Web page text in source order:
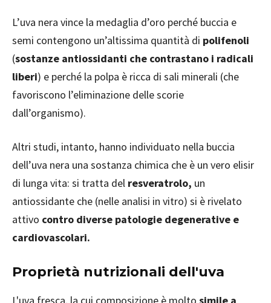
L’uva nera vince la medaglia d’oro perché buccia e
semi contengono un’altissima quantità di polifenoli
(sostanze antiossidanti che contrastano i radicali
liberi) e perché la polpa è ricca di sali minerali (che
favoriscono l’eliminazione delle scorie
dall’organismo).
Altri studi, intanto, hanno individuato nella buccia
dell’uva nera una sostanza chimica che è un vero elisir
di lunga vita: si tratta del resveratrolo, un
antiossidante che (nelle analisi in vitro) si è rivelato
attivo contro diverse patologie degenerative e
cardiovascolari.
Proprietà nutrizionali dell'uva